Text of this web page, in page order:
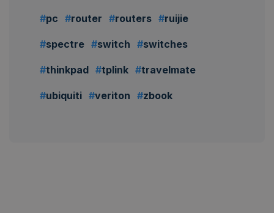
pc router routers ruijie
spectre switch switches
thinkpad tplink travelmate
ubiquiti veriton zbook